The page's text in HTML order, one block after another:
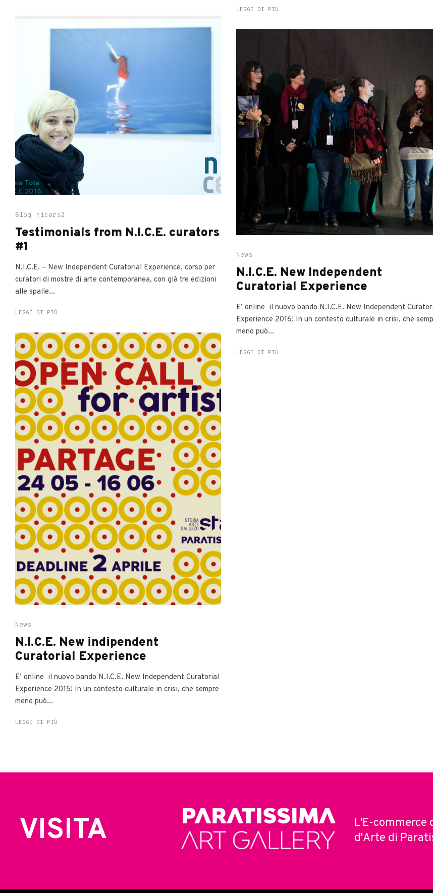
Blog nicers2
Testimonials from N.I.C.E. curators
#1
N.I.C.E. – New Independent Curatorial Experience, corso per
curatori di mostre di arte contemporanea, con già tre edizioni
alle spalle...
LEGGI DI PIÙ
News
N.I.C.E. New indipendent
Curatorial Experience
E’ online il nuovo bando N.I.C.E. New Independent Curatorial
Experience 2015! In un contesto culturale in crisi, che sempre
meno può...
LEGGI DI PIÙ
LEGGI DI PIÙ
News
N.I.C.E. New Independent
Curatorial Experience
E’ online il nuovo bando N.I.C.E. New Independent
Experience 2016! In un contesto culturale in crisi, che
meno può...
LEGGI DI PIÙ
VISITA
L'E-commerce
d'Arte di